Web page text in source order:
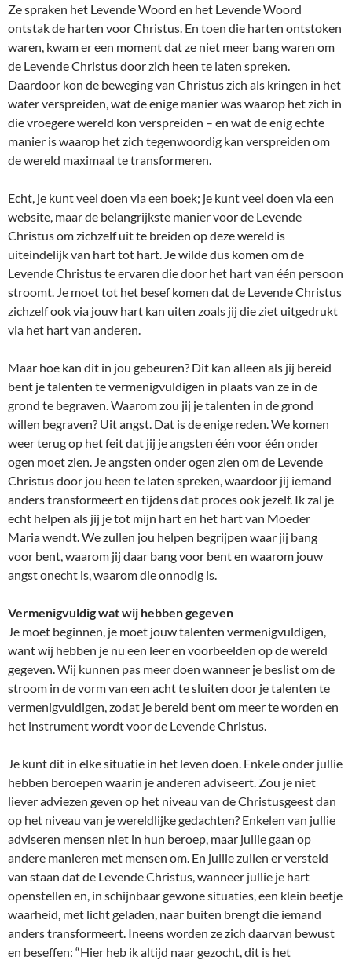
Ze spraken het Levende Woord en het Levende Woord
ontstak de harten voor Christus. En toen die harten ontstoken
waren, kwam er een moment dat ze niet meer bang waren om
de Levende Christus door zich heen te laten spreken.
Daardoor kon de beweging van Christus zich als kringen in het
water verspreiden, wat de enige manier was waarop het zich in
die vroegere wereld kon verspreiden – en wat de enig echte
manier is waarop het zich tegenwoordig kan verspreiden om
de wereld maximaal te transformeren.
Echt, je kunt veel doen via een boek; je kunt veel doen via een
website, maar de belangrijkste manier voor de Levende
Christus om zichzelf uit te breiden op deze wereld is
uiteindelijk van hart tot hart. Je wilde dus komen om de
Levende Christus te ervaren die door het hart van één persoon
stroomt. Je moet tot het besef komen dat de Levende Christus
zichzelf ook via jouw hart kan uiten zoals jij die ziet uitgedrukt
via het hart van anderen.
Maar hoe kan dit in jou gebeuren? Dit kan alleen als jij bereid
bent je talenten te vermenigvuldigen in plaats van ze in de
grond te begraven. Waarom zou jij je talenten in de grond
willen begraven? Uit angst. Dat is de enige reden. We komen
weer terug op het feit dat jij je angsten één voor één onder
ogen moet zien. Je angsten onder ogen zien om de Levende
Christus door jou heen te laten spreken, waardoor jij iemand
anders transformeert en tijdens dat proces ook jezelf. Ik zal je
echt helpen als jij je tot mijn hart en het hart van Moeder
Maria wendt. We zullen jou helpen begrijpen waar jij bang
voor bent, waarom jij daar bang voor bent en waarom jouw
angst onecht is, waarom die onnodig is.
Vermenigvuldig wat wij hebben gegeven
Je moet beginnen, je moet jouw talenten vermenigvuldigen,
want wij hebben je nu een leer en voorbeelden op de wereld
gegeven. Wij kunnen pas meer doen wanneer je beslist om de
stroom in de vorm van een acht te sluiten door je talenten te
vermenigvuldigen, zodat je bereid bent om meer te worden en
het instrument wordt voor de Levende Christus.
Je kunt dit in elke situatie in het leven doen. Enkele onder jullie
hebben beroepen waarin je anderen adviseert. Zou je niet
liever adviezen geven op het niveau van de Christusgeest dan
op het niveau van je wereldlijke gedachten? Enkelen van jullie
adviseren mensen niet in hun beroep, maar jullie gaan op
andere manieren met mensen om. En jullie zullen er versteld
van staan dat de Levende Christus, wanneer jullie je hart
openstellen en, in schijnbaar gewone situaties, een klein beetje
waarheid, met licht geladen, naar buiten brengt die iemand
anders transformeert. Ineens worden ze zich daarvan bewust
en beseffen: “Hier heb ik altijd naar gezocht, dit is het